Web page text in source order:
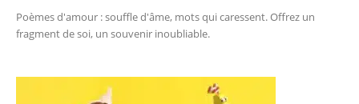
Poèmes d'amour : souffle d'âme, mots qui caressent. Offrez un
fragment de soi, un souvenir inoubliable.